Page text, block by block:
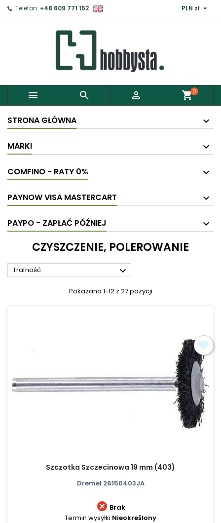
Telefon: +48 609 771 152 PLN zł 
   shopping_cart0
STRONA GŁÓWNA
MARKI
COMFINO - RATY 0%
PAYNOW VISA MASTERCART
PAYPO - ZAPŁAĆ PÓŹNIEJ
CZYSZCZENIE, POLEROWANIE
Trafność 
Pokazano 1-12 z 27 pozycji
Szczotka Szczecinowa 19 mm (403)
Dremel 26150403JA
 Brak
Termin wysyłki Nieokreślony
Zaloguj ×
Aby zapisać produkty do Schowka, musisz się
Anuluj Zaloguj